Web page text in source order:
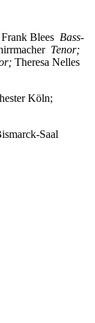
Frank Blees Bass-
Tenor;
Theresa Nelles
Köln;
Saal